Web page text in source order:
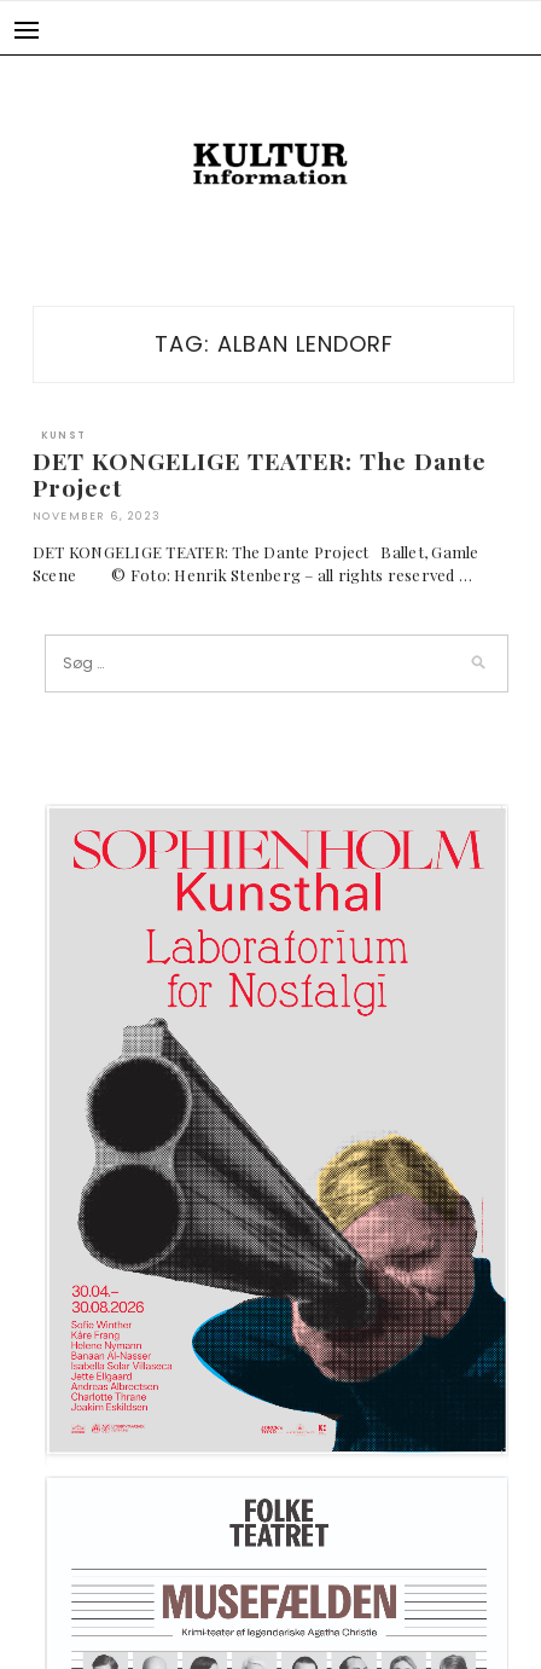
TAG: ALBAN LENDORF
KUNST
DET KONGELIGE TEATER: The Dante
Project
NOVEMBER 6, 2023
DET KONGELIGE TEATER: The Dante Project Ballet, Gamle
Scene © Foto: Henrik Stenberg – all rights reserved …